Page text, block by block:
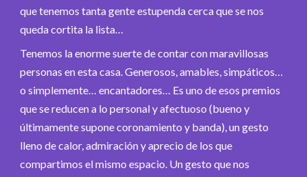
que tenemos tanta gente estupenda cerca que se nos
queda cortita la lista…
Tenemos la enorme suerte de contar con maravillosas
personas en esta casa. Generosos, amables, simpáticos…
o simplemente… encantadores… Es uno de esos premios
que se reducen a lo personal y afectuoso (bueno y
últimamente supone coronamiento y banda), un gesto
lleno de calor, admiración y aprecio de los que
compartimos el mismo espacio. Un gesto que nos